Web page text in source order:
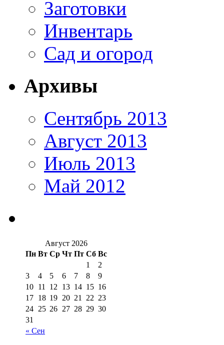
Заготовки
Инвентарь
Сад и огород
Архивы
Сентябрь 2013
Август 2013
Июль 2013
Май 2012
Август 2026
Пн Вт Ср Чт Пт Сб Вс
« Сен
1
2
3
4 5 6 7 8
9
10 11 12 13 14 15 16
17 18 19 20 21 22 23
24 25 26 27 28 29 30
31